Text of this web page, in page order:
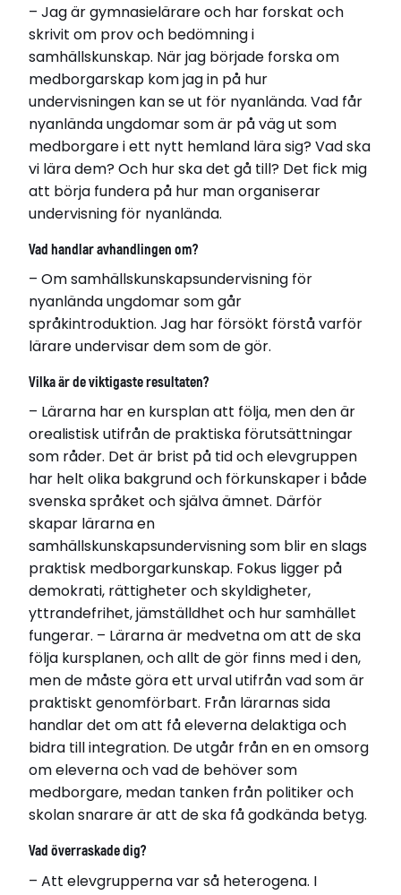
Christina Odenstad
Född 1970
Bor i Sollentuna
Disputerade 2018-11-16
vid Karlstads universitet
Avhandling
undervisning för nyanlända
Relaterade länkar
Läs avhandling
– Jag är gymnasielärare och har forskat och
skrivit om prov och bedömning i
samhällskunskap. När jag började forska om
medborgarskap kom jag in på hur
undervisningen kan se ut för nyanlända. Vad får
nyanlända ungdomar som är på väg ut som
medborgare i ett nytt hemland lära sig? Vad ska
vi lära dem? Och hur ska det gå till? Det fick mig
att börja fundera på hur man organiserar
undervisning för nyanlända.
Vad handlar avhandlingen om?
– Om samhällskunskapsundervisning för
nyanlända ungdomar som går
språkintroduktion. Jag har försökt förstå varför
lärare undervisar dem som de gör.
Vilka är de viktigaste resultaten?
– Lärarna har en kursplan att följa, men den är
orealistisk utifrån de praktiska förutsättningar
som råder. Det är brist på tid och elevgruppen
har helt olika bakgrund och förkunskaper i både
svenska språket och själva ämnet. Därför
skapar lärarna en
samhällskunskapsundervisning som blir en slags
praktisk medborgarkunskap. Fokus ligger på
demokrati, rättigheter och skyldigheter,
yttrandefrihet, jämställdhet och hur samhället
fungerar. – Lärarna är medvetna om att de ska
följa kursplanen, och allt de gör finns med i den,
men de måste göra ett urval utifrån vad som är
praktiskt genomförbart. Från lärarnas sida
handlar det om att få eleverna delaktiga och
bidra till integration. De utgår från en en omsorg
om eleverna och vad de behöver som
medborgare, medan tanken från politiker och
skolan snarare är att de ska få godkända betyg.
Vad överraskade dig?
– Att elevgrupperna var så heterogena. I